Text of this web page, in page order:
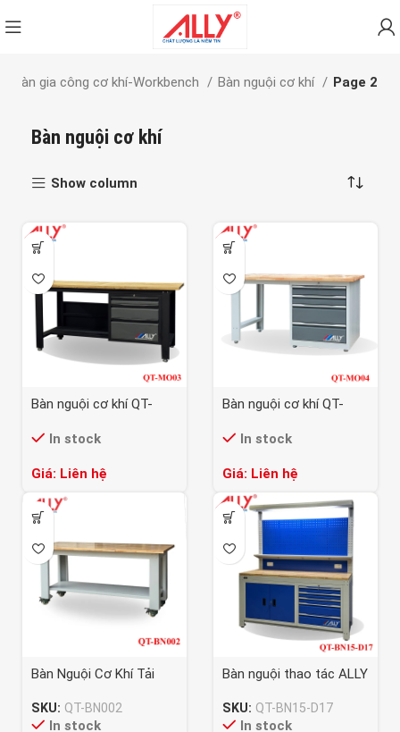
Bàn gia công cơ khí-Workbench Bàn nguội cơ khí Page 2
Bàn nguội cơ khí
Show column
Bàn nguội cơ khí QT-
In stock
Giá: Liên hệ
Bàn nguội cơ khí QT-
In stock
Giá: Liên hệ
Bàn Nguội Cơ Khí Tải
SKU: QT-BN002
In stock
Bàn nguội thao tác ALLY
SKU: QT-BN15-D17
In stock